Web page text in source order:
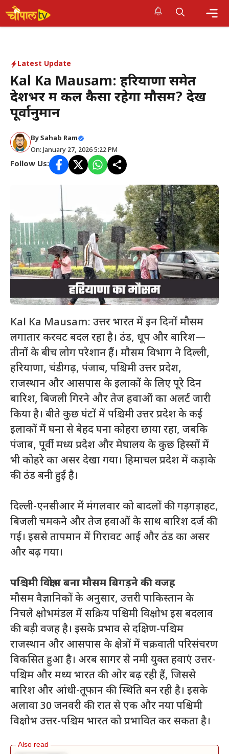
Skip
to
Latest Update
Kal Ka Mausam: हरियाणा समेत
देशभर में कल कैसा रहेगा मौसम? देखें
पूर्वानुमान
By Sahab Ram
On: January 27, 2026 5:22 PM
Follow Us:
Kal Ka Mausam: उत्तर भारत में इन दिनों मौसम
लगातार करवट बदल रहा है। ठंड, धूप और बारिश—
तीनों के बीच लोग परेशान हैं। मौसम विभाग ने दिल्ली,
हरियाणा, चंडीगढ़, पंजाब, पश्चिमी उत्तर प्रदेश,
राजस्थान और आसपास के इलाकों के लिए पूरे दिन
बारिश, बिजली गिरने और तेज हवाओं का अलर्ट जारी
किया है। बीते कुछ घंटों में पश्चिमी उत्तर प्रदेश के कई
इलाकों में घना से बेहद घना कोहरा छाया रहा, जबकि
पंजाब, पूर्वी मध्य प्रदेश और मेघालय के कुछ हिस्सों में
भी कोहरे का असर देखा गया। हिमाचल प्रदेश में कड़ाके
की ठंड बनी हुई है।
दिल्ली-एनसीआर में मंगलवार को बादलों की गड़गड़ाहट,
बिजली चमकने और तेज हवाओं के साथ बारिश दर्ज की
गई। इससे तापमान में गिरावट आई और ठंड का असर
और बढ़ गया।
पश्चिमी विक्षोभ बना मौसम बिगड़ने की वजह
मौसम वैज्ञानिकों के अनुसार, उत्तरी पाकिस्तान के
निचले क्षोभमंडल में सक्रिय पश्चिमी विक्षोभ इस बदलाव
की बड़ी वजह है। इसके प्रभाव से दक्षिण-पश्चिम
राजस्थान और आसपास के क्षेत्रों में चक्रवाती परिसंचरण
विकसित हुआ है। अरब सागर से नमी युक्त हवाएं उत्तर-
पश्चिम और मध्य भारत की ओर बढ़ रही हैं, जिससे
बारिश और आंधी-तूफान की स्थिति बन रही है। इसके
अलावा 30 जनवरी की रात से एक और नया पश्चिमी
विक्षोभ उत्तर-पश्चिम भारत को प्रभावित कर सकता है।